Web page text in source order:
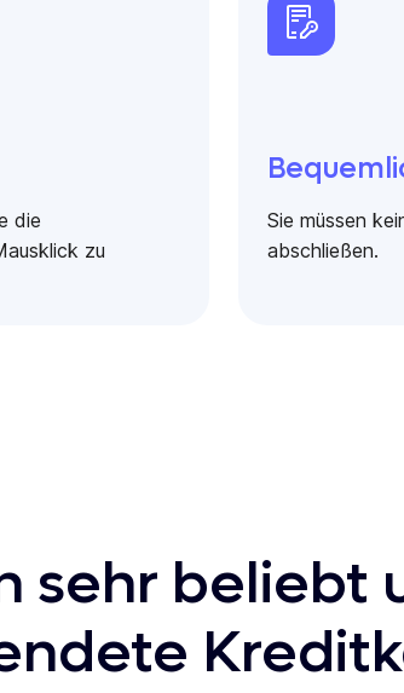
die
zu
Sie müssen
abschließen.
sehr beliebt